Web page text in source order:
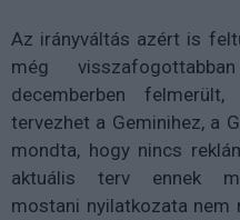
Az irányváltás azért is
még
decemberben
tervezhet a Geminihez, a
mondta, hogy nincs
aktuális terv ennek
mostani nyilatkozata nem